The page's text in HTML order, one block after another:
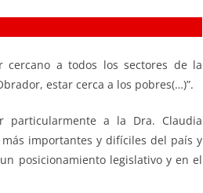
a todos los sectores de la
estar cerca a los pobres(…)”.
a la Dra. Claudia
importantes y difíciles del país y
posicionamiento legislativo y en el